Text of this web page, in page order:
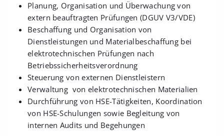
Planung, Organisation und Überwachung von
extern beauftragten Prüfungen (DGUV V3/VDE)
Beschaffung und Organisation von
Dienstleistungen und Materialbeschaffung bei
elektrotechnischen Prüfungen nach
Betriebssicherheitsverordnung
Steuerung von externen Dienstleistern
Verwaltung von elektrotechnischen Materialien
Durchführung von HSE-Tätigkeiten, Koordination
von HSE-Schulungen sowie Begleitung von
internen Audits und Begehungen